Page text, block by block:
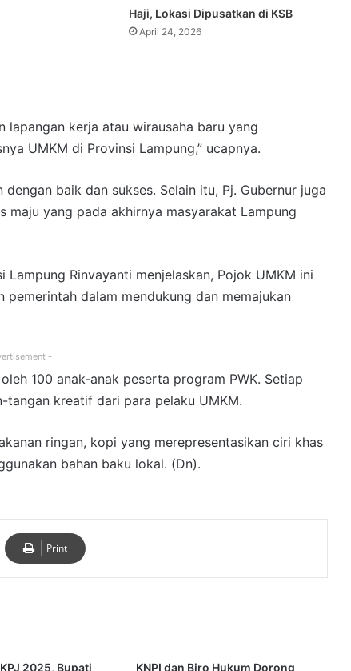
Haji, Lokasi Dipusatkan di KSB
April 24, 2026
lapangan kerja atau wirausaha baru yang
UMKM di Provinsi Lampung,” ucapnya.
baik dan sukses. Selain itu, Pj. Gubernur juga
yang pada akhirnya masyarakat Lampung
Rinvayanti menjelaskan, Pojok UMKM ini
dalam mendukung dan memajukan
-
100 anak-anak peserta program PWK. Setiap
kreatif dari para pelaku UMKM.
ringan, kopi yang merepresentasikan ciri khas
bahan baku lokal. (Dn).
Print
2025, Bupati
KNPI dan Biro Hukum Dorong